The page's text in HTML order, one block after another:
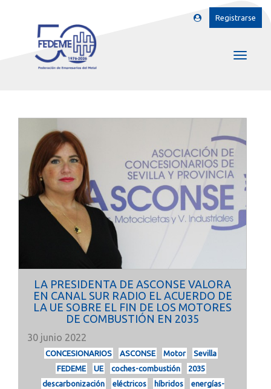
Registrarse
LA PRESIDENTA DE ASCONSE VALORA
EN CANAL SUR RADIO EL ACUERDO DE
LA UE SOBRE EL FIN DE LOS MOTORES
DE COMBUSTIÓN EN 2035
30 junio 2022
CONCESIONARIOS ASCONSE Motor
Sevilla
FEDEME
UE coches-combustión
2035
descarbonización
eléctricos híbridos
energías-